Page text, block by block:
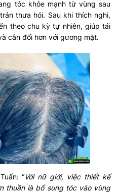
tóc khỏe mạnh từ vùng sau
thưa hói. Sau khi thích nghi,
theo chu kỳ tự nhiên, giúp tái
cân đối hơn với gương mặt.
“Với nữ giới, việc thiết kế
thuần là bổ sung tóc vào vùng